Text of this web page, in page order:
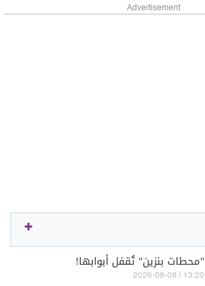
Advertisement
"محطات بنزين" تُقفل أبوابها!
13:20 | 2026-08-08